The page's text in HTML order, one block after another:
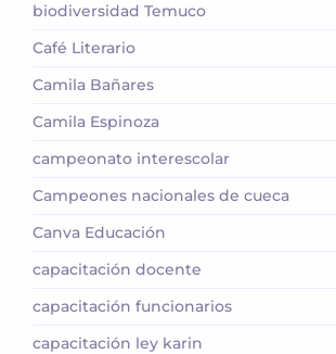
biodiversidad Temuco
Café Literario
Camila Bañares
Camila Espinoza
campeonato interescolar
Campeones nacionales de cueca
Canva Educación
capacitación docente
capacitación funcionarios
capacitación ley karin